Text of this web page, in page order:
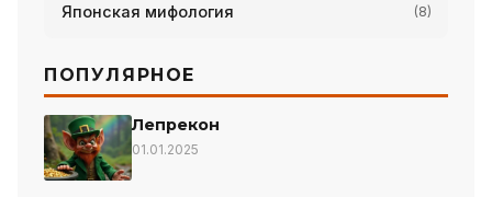
Японская мифология (8)
ПОПУЛЯРНОЕ
Лепрекон
01.01.2025